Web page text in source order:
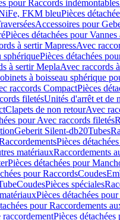
pour Raccords indémontables
FKM bleuPièces
Accessoires pour
Pièces détachées pour
à sertir MapressAvec
sphériquePièces détachées
à sertir MeplaAvec raccords
à boisseau sphérique
raccords CompactPièces
filetésUnités d'arrêt et de
Clapets de non retourAvec
pour Avec raccords filetés
Geberit Silent-db20Tubes
Pièces
matériauxRaccordements
Pièces détachées pour
pour RaccordsCoudes
CoudesPièces spéciales
Pièces détachées
pour Raccordements
Pièces